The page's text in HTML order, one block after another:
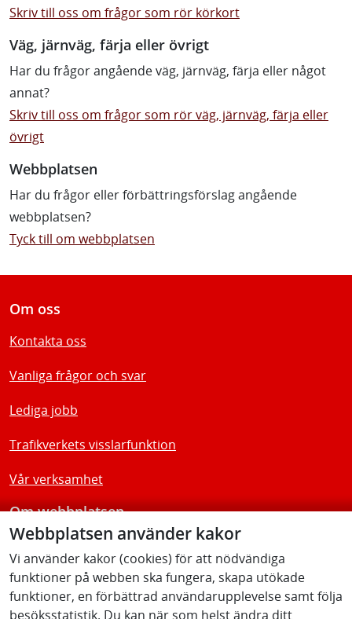
Webbplatsen använder kakor
Vi använder kakor (cookies) för att nödvändiga
funktioner på webben ska fungera, skapa utökade
funktioner, en förbättrad användarupplevelse samt följa
besöksstatistik. Du kan när som helst ändra ditt
Skriv till oss om frågor som rör körkort
Väg, järnväg, färja eller övrigt
Har du frågor angående väg, järnväg, färja eller något
annat?
Skriv till oss om frågor som rör väg, järnväg, färja eller
övrigt
Webbplatsen
Har du frågor eller förbättringsförslag angående
webbplatsen?
Tyck till om webbplatsen
Om oss
Kontakta oss
Vanliga frågor och svar
Lediga jobb
Trafikverkets visslarfunktion
Vår verksamhet
Om webbplatsen
Tillgänglighetsredogörelse
Följ oss